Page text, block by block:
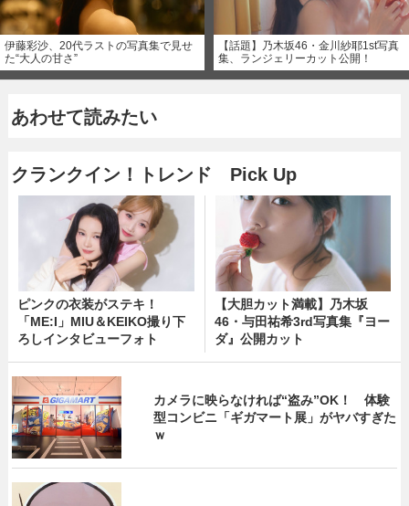
伊藤彩沙、20代ラストの写真集で見せ
た“大人の甘さ”
【話題】乃木坂46・金川紗耶1st写真
集、ランジェリーカット公開！
あわせて読みたい
クランクイン！トレンド Pick Up
ピンクの衣装がステキ！
「ME:I」MIU＆KEIKO撮り下
ろしインタビューフォト
【大胆カット満載】乃木坂
46・与田祐希3rd写真集『ヨー
ダ』公開カット
カメラに映らなければ“盗み”OK！ 体験
型コンビニ「ギガマート展」がヤバすぎた
ｗ